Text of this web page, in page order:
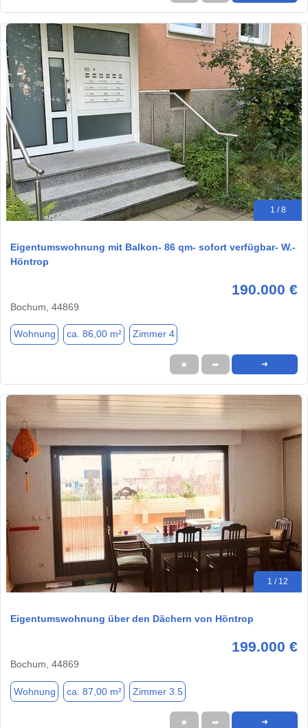
1 / 8
Eigentumswohnung mit Balkon- 86 qm- sofort verfügbar- W.-
Höntrop
190.000 €
Bochum, 44869
Wohnung ca. 86,00 m² Zimmer 4
★ ➦ ➜
1 / 12
Eigentumswohnung über den Dächern von Höntrop
199.000 €
Bochum, 44869
Wohnung ca. 87,00 m² Zimmer 3.5
★ ➦ ➜